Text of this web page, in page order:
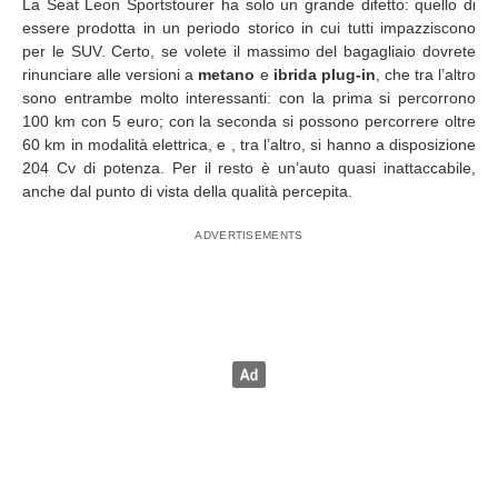
La Seat Leon Sportstourer ha solo un grande difetto: quello di
essere prodotta in un periodo storico in cui tutti impazziscono
per le SUV. Certo, se volete il massimo del bagagliaio dovrete
rinunciare alle versioni a metano e ibrida plug-in , che tra l’altro
sono entrambe molto interessanti: con la prima si percorrono
100 km con 5 euro; con la seconda si possono percorrere oltre
60 km in modalità elettrica, e , tra l’altro, si hanno a disposizione
204 Cv di potenza. Per il resto è un’auto quasi inattaccabile,
anche dal punto di vista della qualità percepita.